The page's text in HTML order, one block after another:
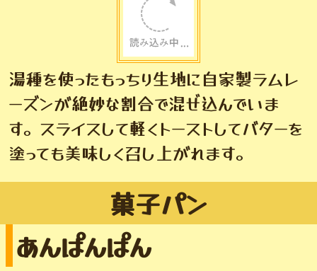
湯種を使ったもっちり生地に自家製ラムレ
ーズンが絶妙な割合で混ぜ込んでいま
す。スライスして軽くトーストしてバターを
塗っても美味しく召し上がれます。
菓子パン
あんぱんぱん